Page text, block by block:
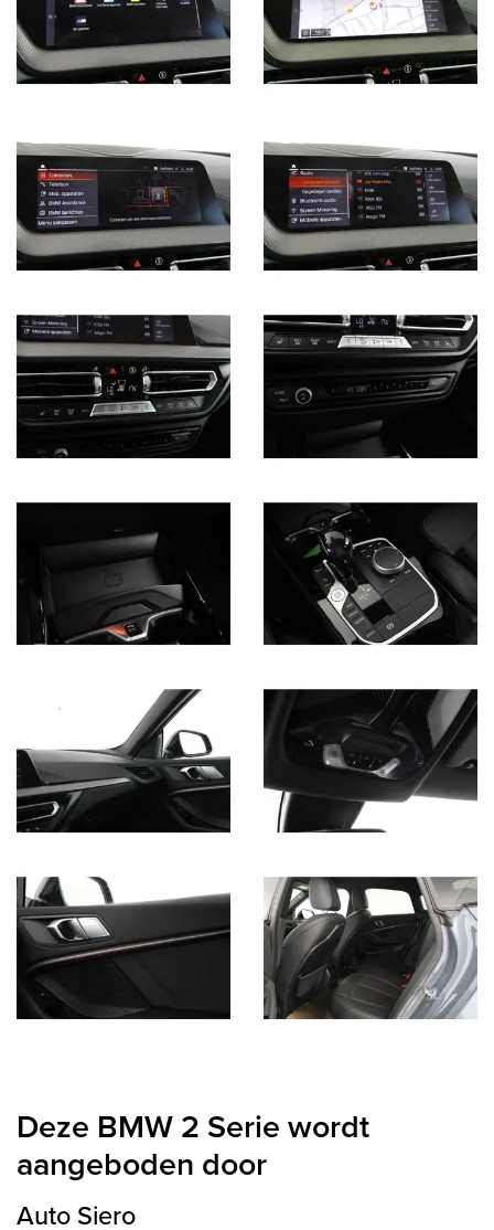
Deze BMW 2 Serie wordt
aangeboden door
Auto Siero